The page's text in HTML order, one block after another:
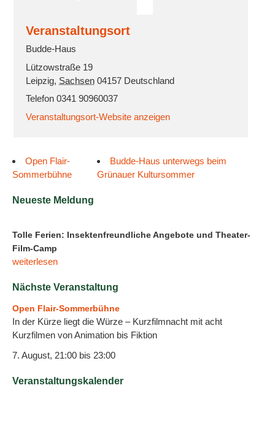
Veranstaltungsort
Budde-Haus
Lützowstraße 19
Leipzig, Sachsen 04157 Deutschland
Telefon 0341 90960037
Veranstaltungsort-Website anzeigen
Open Flair-
Sommerbühne
Budde-Haus unterwegs beim
Grünauer Kultursommer
Neueste Meldung
Tolle Ferien: Insektenfreundliche Angebote und Theater-
Film-Camp
weiterlesen
Nächste Veranstaltung
Open Flair-Sommerbühne
In der Kürze liegt die Würze – Kurzfilmnacht mit acht
Kurzfilmen von Animation bis Fiktion
7. August, 21:00 bis 23:00
Veranstaltungskalender